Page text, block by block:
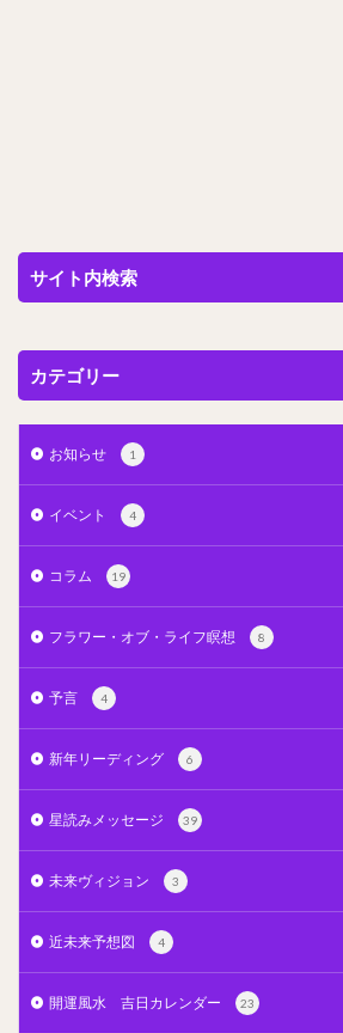
サイト内検索
カテゴリー
お知らせ 1
イベント 4
コラム 19
フラワー・オブ・ライフ瞑想 8
予言 4
新年リーディング 6
星読みメッセージ 39
未来ヴィジョン 3
近未来予想図 4
開運風水 吉日カレンダー 23